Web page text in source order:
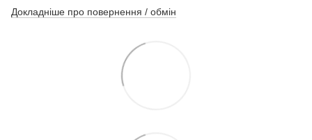
Докладніше про повернення / обмін